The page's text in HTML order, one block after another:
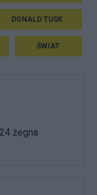
DONALD TUSK
ŚWIAT
żegna